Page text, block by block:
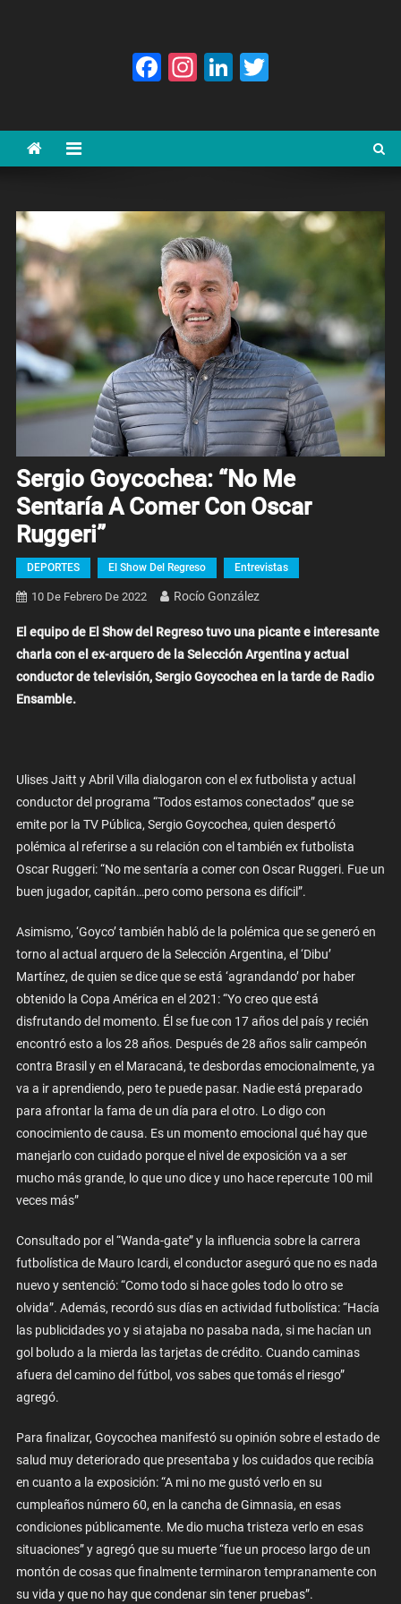
Facebook
Instagram
LinkedIn
Sergio Goycochea: “No Me
Sentaría A Comer Con Oscar
Ruggeri”
DEPORTES El Show Del Regreso Entrevistas
10 De Febrero De 2022 Rocío González
El equipo de El Show del Regreso tuvo una picante e interesante
charla con el ex-arquero de la Selección Argentina y actual
conductor de televisión, Sergio Goycochea en la tarde de Radio
Ensamble.
Ulises Jaitt y Abril Villa dialogaron con el ex futbolista y actual
conductor del programa “Todos estamos conectados” que se
emite por la TV Pública, Sergio Goycochea, quien despertó
polémica al referirse a su relación con el también ex futbolista
Oscar Ruggeri: “No me sentaría a comer con Oscar Ruggeri. Fue un
buen jugador, capitán…pero como persona es difícil”.
Asimismo, ‘Goyco’ también habló de la polémica que se generó en
torno al actual arquero de la Selección Argentina, el ‘Dibu’
Martínez, de quien se dice que se está ‘agrandando’ por haber
obtenido la Copa América en el 2021: “Yo creo que está
disfrutando del momento. Él se fue con 17 años del país y recién
encontró esto a los 28 años. Después de 28 años salir campeón
contra Brasil y en el Maracaná, te desbordas emocionalmente, ya
va a ir aprendiendo, pero te puede pasar. Nadie está preparado
para afrontar la fama de un día para el otro. Lo digo con
conocimiento de causa. Es un momento emocional qué hay que
manejarlo con cuidado porque el nivel de exposición va a ser
mucho más grande, lo que uno dice y uno hace repercute 100 mil
veces más”
Consultado por el “Wanda-gate” y la influencia sobre la carrera
futbolística de Mauro Icardi, el conductor aseguró que no es nada
nuevo y sentenció: “Como todo si hace goles todo lo otro se
olvida”. Además, recordó sus días en actividad futbolística: “Hacía
las publicidades yo y si atajaba no pasaba nada, si me hacían un
gol boludo a la mierda las tarjetas de crédito. Cuando caminas
afuera del camino del fútbol, vos sabes que tomás el riesgo”
agregó.
Para finalizar, Goycochea manifestó su opinión sobre el estado de
salud muy deteriorado que presentaba y los cuidados que recibía
en cuanto a la exposición: “A mi no me gustó verlo en su
cumpleaños número 60, en la cancha de Gimnasia, en esas
condiciones públicamente. Me dio mucha tristeza verlo en esas
situaciones” y agregó que su muerte “fue un proceso largo de un
montón de cosas que finalmente terminaron tempranamente con
su vida y que no hay que condenar sin tener pruebas”.